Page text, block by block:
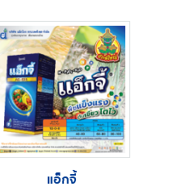
แอ็กจี้